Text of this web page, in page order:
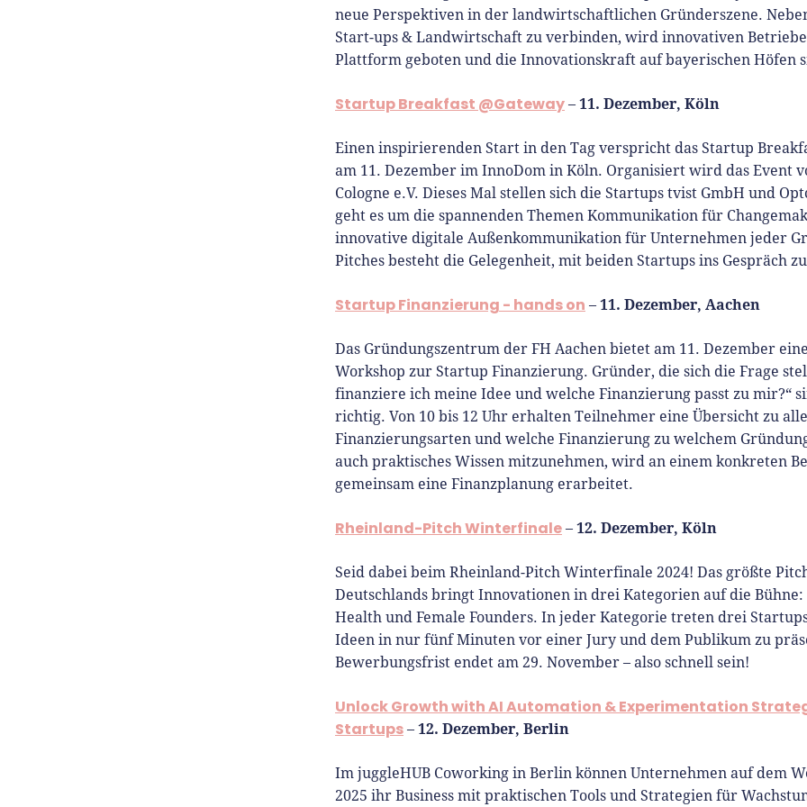
neue Perspektiven in der landwirtschaftlichen Gründerszene.
Start-ups & Landwirtschaft zu verbinden, wird innovativen
Plattform geboten und die Innovationskraft auf bayerischen Höfen
Startup Breakfast @Gateway– 11. Dezember, Köln
Einen inspirierenden Start in den Tag verspricht das Startup
am 11. Dezember im InnoDom in Köln. Organisiert wird das Event
Cologne e.V. Dieses Mal stellen sich die Startups tvist GmbH und
geht es um die spannenden Themen Kommunikation für
innovative digitale Außenkommunikation für Unternehmen jeder
Pitches besteht die Gelegenheit, mit beiden Startups ins Gespräch
Startup Finanzierung - hands on – 11. Dezember, Aachen
Das Gründungszentrum der FH Aachen bietet am 11. Dezember
Workshop zur Startup Finanzierung. Gründer, die sich die Frage
finanziere ich meine Idee und welche Finanzierung passt zu mir?“
richtig. Von 10 bis 12 Uhr erhalten Teilnehmer eine Übersicht zu
Finanzierungsarten und welche Finanzierung zu welchem
auch praktisches Wissen mitzunehmen, wird an einem konkreten
gemeinsam eine Finanzplanung erarbeitet.
Rheinland-Pitch Winterfinale– 12. Dezember, Köln
Seid dabei beim Rheinland-Pitch Winterfinale 2024! Das größte
Deutschlands bringt Innovationen in drei Kategorien auf die Bühne:
Health und Female Founders. In jeder Kategorie treten drei
Ideen in nur fünf Minuten vor einer Jury und dem Publikum zu
Bewerbungsfrist endet am 29. November – also schnell sein!
Unlock Growth with AI Automation & Experimentation
Startups– 12. Dezember, Berlin
Im juggleHUB Coworking in Berlin können Unternehmen auf dem
2025 ihr Business mit praktischen Tools und Strategien für